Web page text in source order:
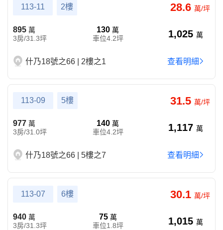
113-11 2樓 28.6 萬/坪
895 萬
3房/31.3坪
130萬
車位4.2坪
1,025 萬
什乃18號之66 | 2樓之1 查看明細
113-09 5樓 31.5 萬/坪
977 萬
3房/31.0坪
140萬
車位4.2坪
1,117 萬
什乃18號之66 | 5樓之7 查看明細
113-07 6樓 30.1 萬/坪
940 萬
3房/31.3坪
75 萬
車位1.8坪
1,015 萬